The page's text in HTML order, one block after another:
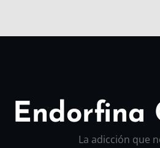
Endorfina
La adicción que